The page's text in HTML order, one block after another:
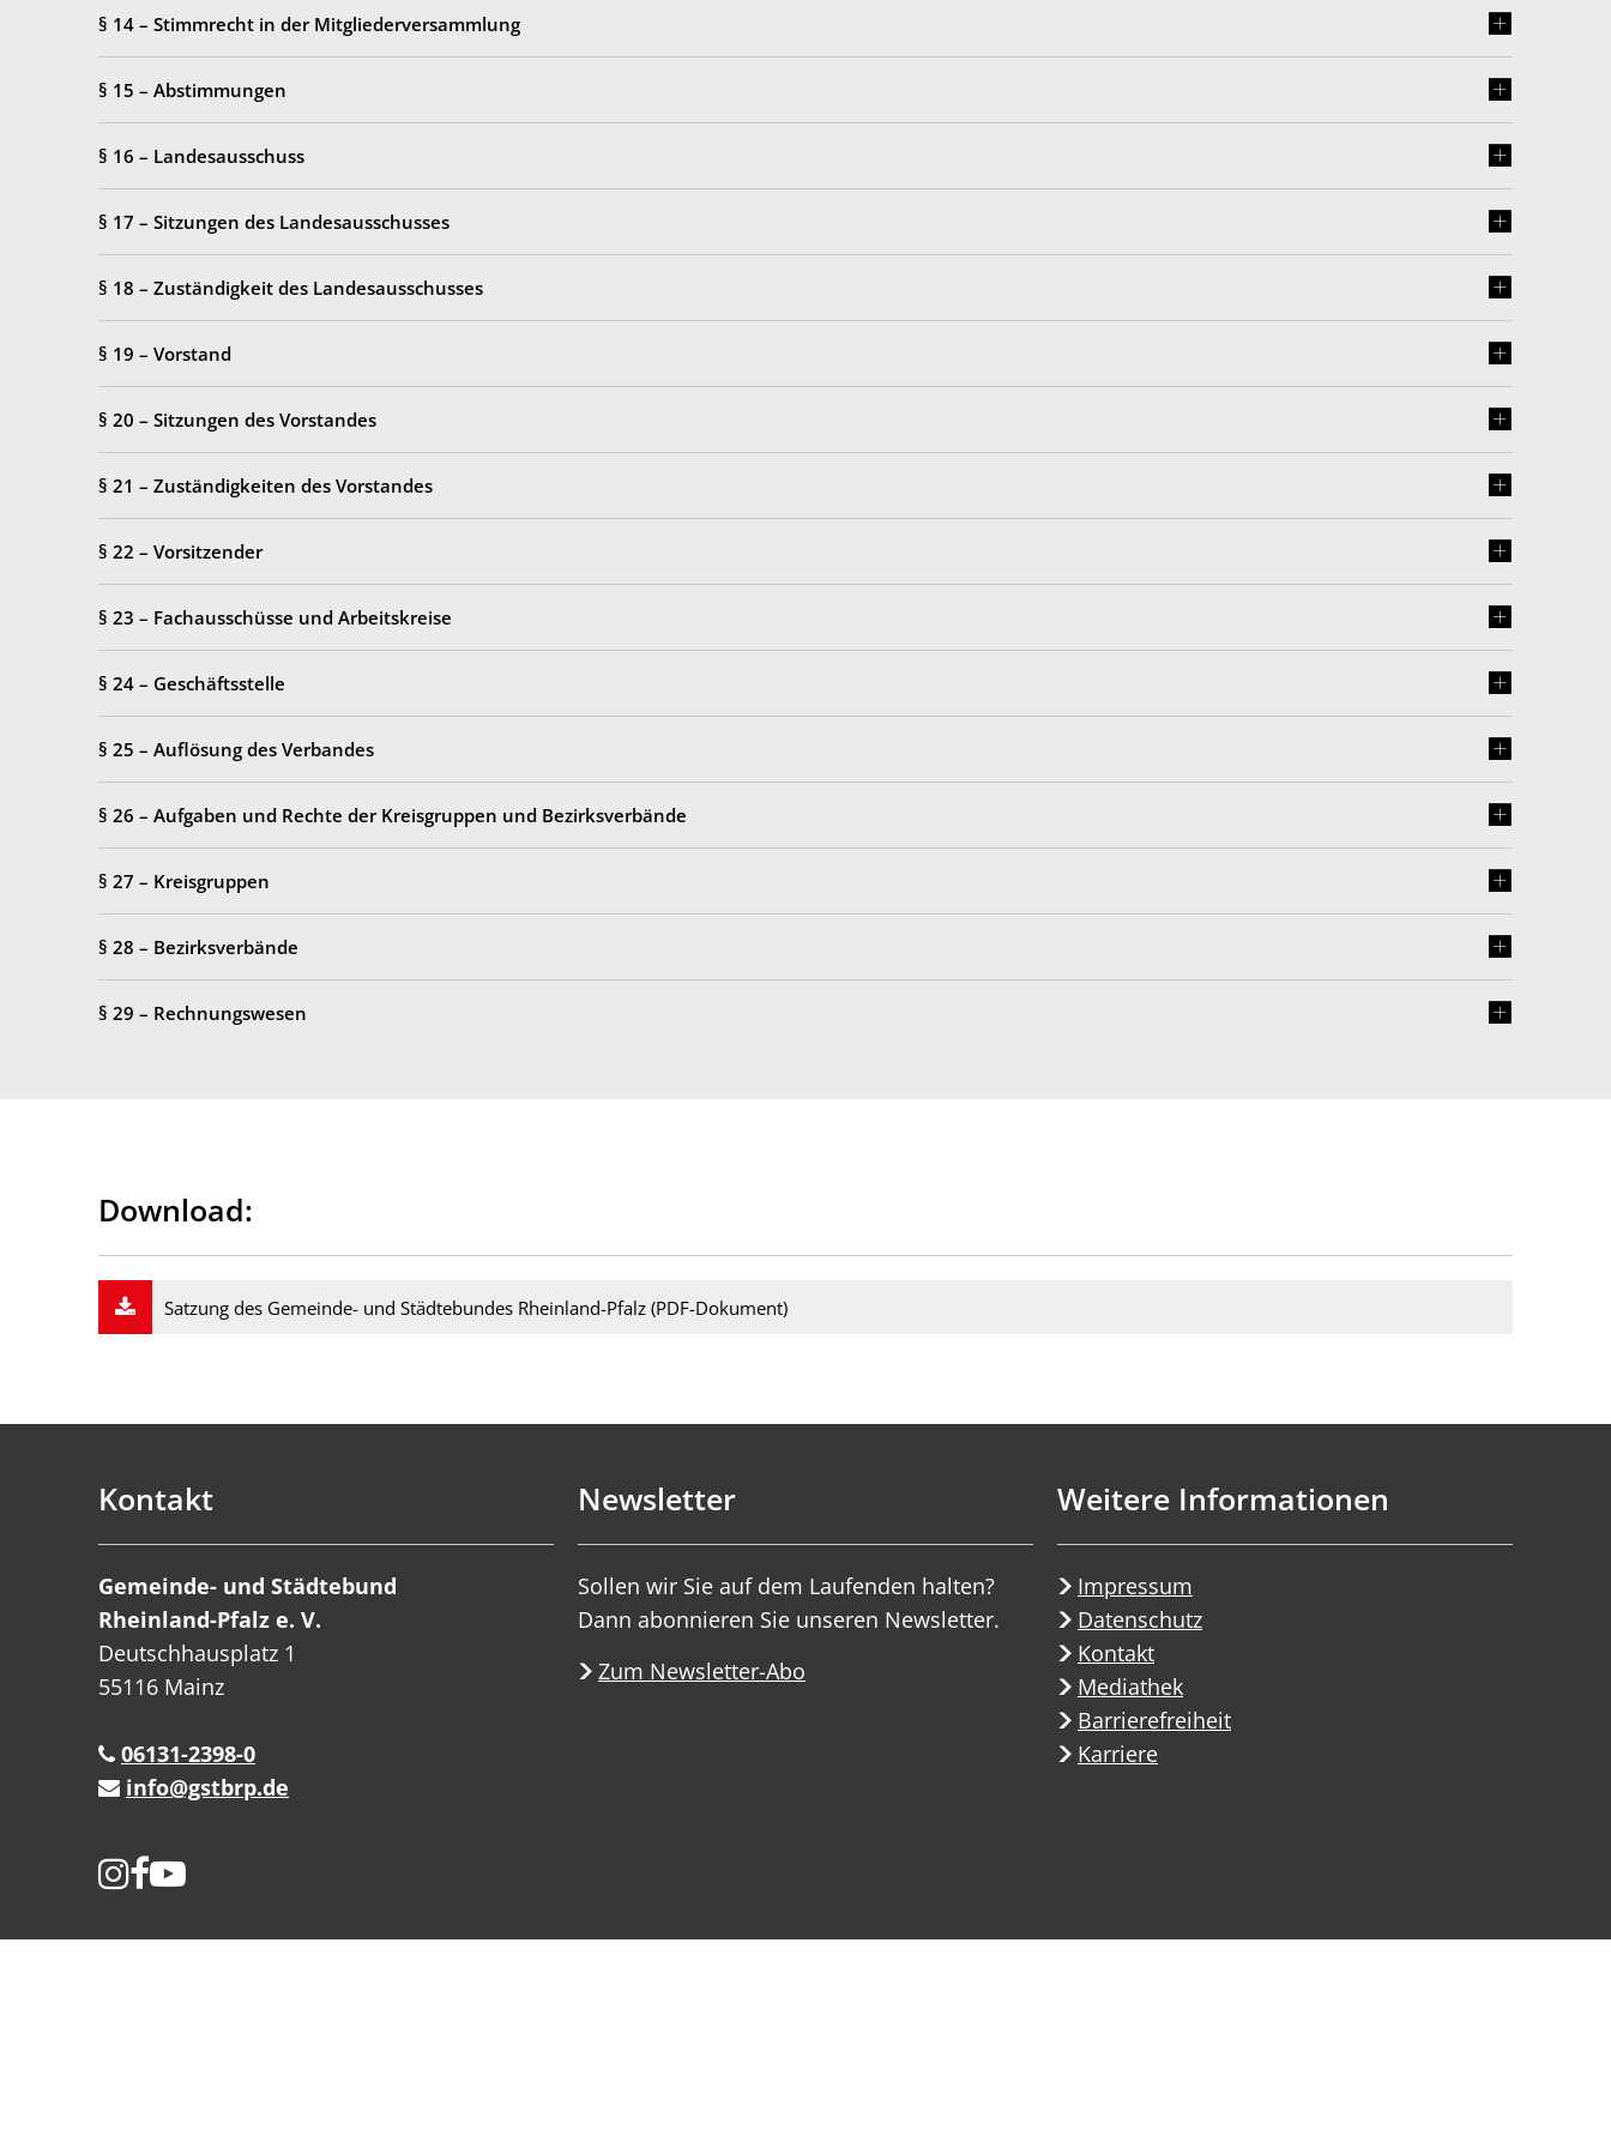
§ 14 – Stimmrecht in der Mitgliederversammlung
§ 15 – Abstimmungen
§ 16 – Landesausschuss
§ 17 – Sitzungen des Landesausschusses
§ 18 – Zuständigkeit des Landesausschusses
§ 19 – Vorstand
§ 20 – Sitzungen des Vorstandes
§ 21 – Zuständigkeiten des Vorstandes
§ 22 – Vorsitzender
§ 23 – Fachausschüsse und Arbeitskreise
§ 24 – Geschäftsstelle
§ 25 – Auflösung des Verbandes
§ 26 – Aufgaben und Rechte der Kreisgruppen und Bezirksverbände
§ 27 – Kreisgruppen
§ 28 – Bezirksverbände
§ 29 – Rechnungswesen
Download:
Satzung des Gemeinde- und Städtebundes Rheinland-Pfalz (PDF-Dokument)
Kontakt
Gemeinde- und Städtebund
Rheinland-Pfalz e. V.
Deutschhausplatz 1
55116 Mainz
06131-2398-0
info@gstbrp.de
Newsletter
Sollen wir Sie auf dem Laufenden halten?
Dann abonnieren Sie unseren Newsletter.
Zum Newsletter-Abo
Weitere Informationen
Impressum
Datenschutz
Kontakt
Mediathek
Barrierefreiheit
Karriere